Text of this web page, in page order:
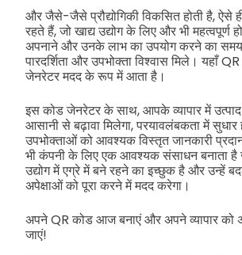
और जैसे-जैसे प्रौद्योगिकी विकसित होती है, ऐसे
रहते हैं, जो खाद्य उद्योग के लिए और भी महत्वपूर्ण
अपनाने और उनके लाभ का उपयोग करने का
पारदर्शिता और उपभोक्ता विश्वास मिले। यहाँ
जेनरेटर मदद के रूप में आता है।
इस कोड जेनरेटर के साथ, आपके व्यापार में उत्पाद
आसानी से बढ़ावा मिलेगा, परयावलंबकता में सुधार
उपभोक्ताओं को आवश्यक विस्तृत जानकारी
भी कंपनी के लिए एक आवश्यक संसाधन बनाता है
उद्योग में एग्रे में बने रहने का इच्छुक है और उन्हें
अपेक्षाओं को पूरा करने में मदद करेगा।
अपने QR कोड आज बनाएं और अपने व्यापार
जाएं!